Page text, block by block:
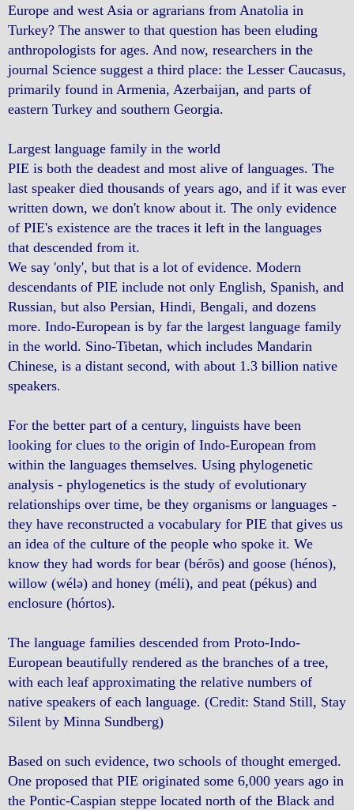
Europe and west Asia or agrarians from Anatolia in
Turkey? The answer to that question has been eluding
anthropologists for ages. And now, researchers in the
journal Science suggest a third place: the Lesser Caucasus,
primarily found in Armenia, Azerbaijan, and parts of
eastern Turkey and southern Georgia.
Largest language family in the world
PIE is both the deadest and most alive of languages. The
last speaker died thousands of years ago, and if it was ever
written down, we don't know about it. The only evidence
of PIE's existence are the traces it left in the languages
that descended from it.
We say 'only', but that is a lot of evidence. Modern
descendants of PIE include not only English, Spanish, and
Russian, but also Persian, Hindi, Bengali, and dozens
more. Indo-European is by far the largest language family
in the world. Sino-Tibetan, which includes Mandarin
Chinese, is a distant second, with about 1.3 billion native
speakers.
For the better part of a century, linguists have been
looking for clues to the origin of Indo-European from
within the languages themselves. Using phylogenetic
analysis - phylogenetics is the study of evolutionary
relationships over time, be they organisms or languages -
they have reconstructed a vocabulary for PIE that gives us
an idea of the culture of the people who spoke it. We
know they had words for bear (bérōs) and goose (hénos),
willow (wélə) and honey (méli), and peat (pékus) and
enclosure (hórtos).
The language families descended from Proto-Indo-
European beautifully rendered as the branches of a tree,
with each leaf approximating the relative numbers of
native speakers of each language. (Credit: Stand Still, Stay
Silent by Minna Sundberg)
Based on such evidence, two schools of thought emerged.
One proposed that PIE originated some 6,000 years ago in
the Pontic-Caspian steppe located north of the Black and